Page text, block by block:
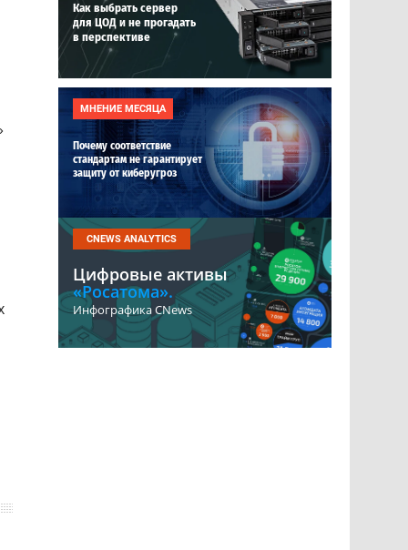
Как выбрать сервер
для ЦОД и не прогадать
в перспективе
МНЕНИЕ МЕСЯЦА
Почему соответствие
стандартам не гарантирует
защиту от киберугроз
CNEWS ANALYTICS
Цифровые активы
«Росатома».
Инфографика CNews